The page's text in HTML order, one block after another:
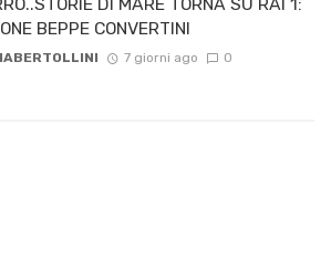
BEPPE CONVERTINI
7 giorni ago 0